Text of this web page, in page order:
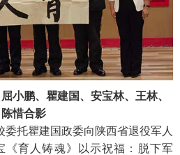
小鹏、瞿建国、安宝林、王林、
陈惜合影
委托瞿建国政委向陕西省退役军人
《育人铸魂》以示祝福：脱下军